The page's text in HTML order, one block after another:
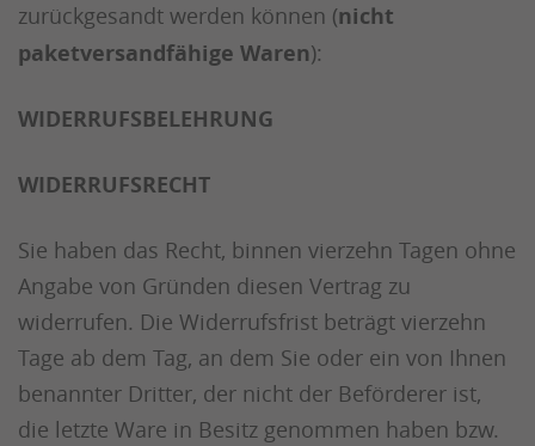
zurückgesandt werden können (nicht
paketversandfähige Waren):
WIDERRUFSBELEHRUNG
WIDERRUFSRECHT
Sie haben das Recht, binnen vierzehn Tagen ohne
Angabe von Gründen diesen Vertrag zu
widerrufen. Die Widerrufsfrist beträgt vierzehn
Tage ab dem Tag, an dem Sie oder ein von Ihnen
benannter Dritter, der nicht der Beförderer ist,
die letzte Ware in Besitz genommen haben bzw.